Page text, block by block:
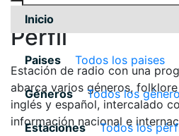
Inicio
Paises Todos los paises
Géneros Todos los
Estaciones Todos los
Pérfil
Estación de radio con una
abarca varios géneros,
inglés y español, intercalado
información nacional e